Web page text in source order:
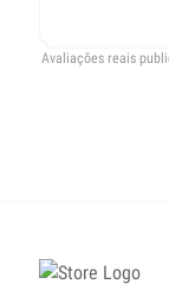
Avaliações reais